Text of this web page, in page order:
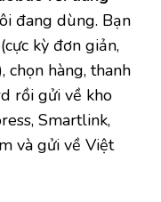
đang dùng. Bạn
kỳ đơn giản,
chọn hàng, thanh
rồi gửi về kho
Smartlink,
và gửi về Việt